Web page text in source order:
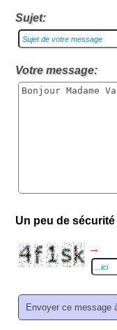
Sujet:
Votre message:
Un peu de sécurité
→